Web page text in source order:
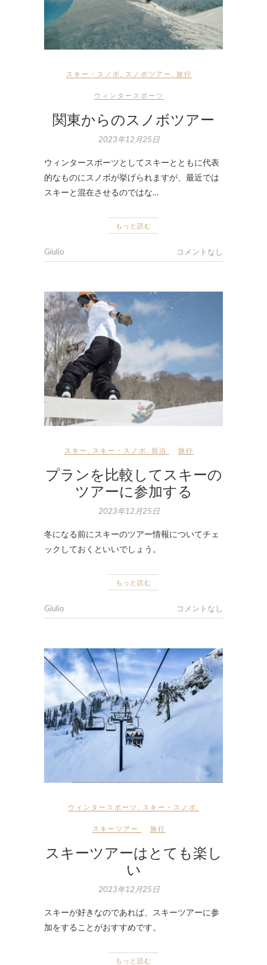
スキー・スノボ スノボツアー 旅行
ウィンタースポーツ
関東からのスノボツアー
2023年12月25日
ウィンタースポーツとしてスキーとともに代表
的なものにスノボが挙げられますが、最近では
スキーと混在させるのではな…
もっと読む
Giulio コメントなし
スキー スキー・スノボ 宿泊 旅行
プランを比較してスキーの
ツアーに参加する
2023年12月25日
冬になる前にスキーのツアー情報についてチェ
ックしておくといいでしょう。
もっと読む
Giulio コメントなし
ウィンタースポーツ スキー・スノボ
スキーツアー 旅行
スキーツアーはとても楽し
い
2023年12月25日
スキーが好きなのであれば、スキーツアーに参
加をすることがおすすめです。
もっと読む